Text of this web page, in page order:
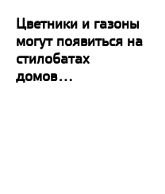
Цветники и газоны
могут появиться на
стилобатах
домов...